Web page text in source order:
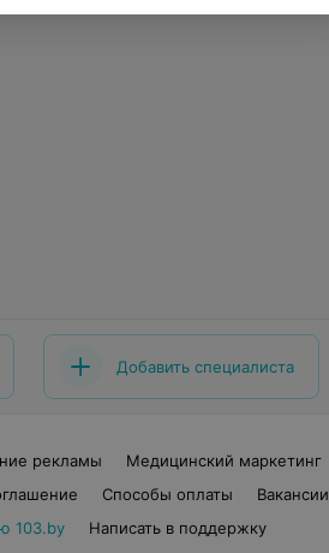
Добавить специалиста
рекламы
Медицинский маркетинг
Способы оплаты
Вакансии
103.by
Написать в поддержку